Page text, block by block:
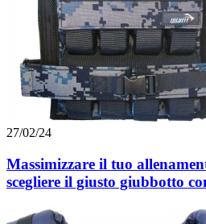
27/02/24
Massimizzare il tuo
scegliere il giusto giubbotto